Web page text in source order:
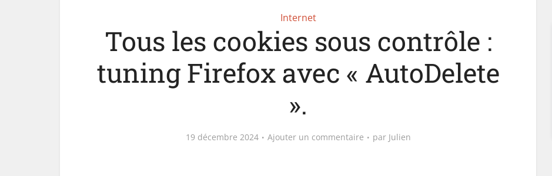
Internet
Tous les cookies sous contrôle :
tuning Firefox avec « AutoDelete
».
19 décembre 2024 Ajouter un commentaire par Julien